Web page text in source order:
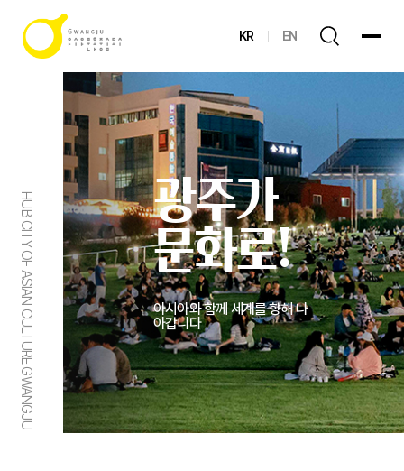
KR EN
HUB CITY OF ASIAN CULTURE GWANGJU
광주가
문화로!
아시아와 함께 세계를 향해 나
아갑니다